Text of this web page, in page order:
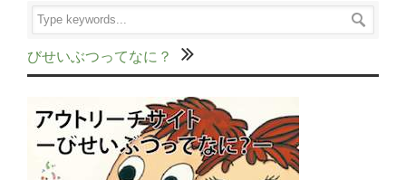
びせいぶつってなに？